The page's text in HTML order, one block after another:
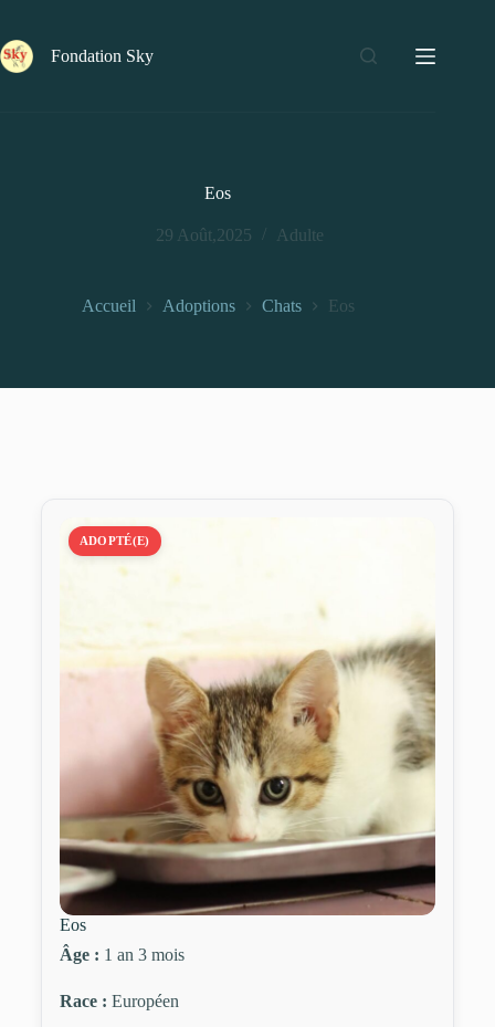
Fondation Sky
Eos
29 Août,2025 Adulte
Accueil Adoptions Chats Eos
ADOPTÉ(E)
Eos
Âge : 1 an 3 mois
Race : Européen